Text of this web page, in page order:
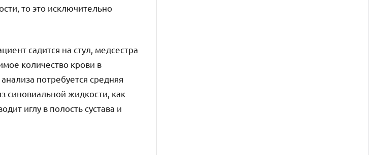
то это исключительно
садится на стул, медсестра
количество крови в
потребуется средняя
синовиальной жидкости, как
иглу в полость сустава и